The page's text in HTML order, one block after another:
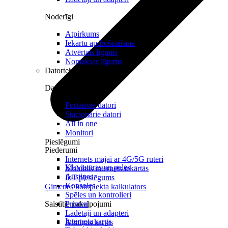
Pieslēgumi
Internets mājai ar 4G/5G rūteri
Mobilais internets iekārtās
IoT pieslēgums
Ģimenes komplekta kalkulators
Saistītie pakalpojumi
Interneta sargs
Noderīgi
Atpirkums
Iekārtu apdrošināšana
Atvērtais līgums
Nomaksas līgums
Datortehnika
Datori un Monitori
Portatīvie datori
Stacionārie datori
All in one
Monitori
Piederumi
Klaviatūras un peles
Austiņas
Konsoles
Spēles un kontrolieri
Printeri
Lādētāji un adapteri
Atmiņas kartes